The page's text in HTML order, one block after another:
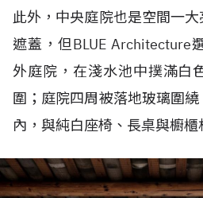
此外，中央庭院也是空間一
遮蓋，但BLUE Architecture
外庭院，在淺水池中撲滿白
圍；庭院四周被落地玻璃圍
內，與純白座椅、長桌與櫥櫃